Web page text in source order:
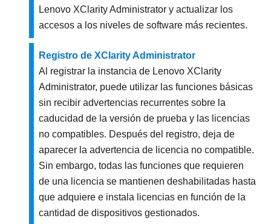
Lenovo XClarity Administrator y actualizar los
accesos a los niveles de software más recientes.
Registro de XClarity Administrator
Al registrar la instancia de Lenovo XClarity
Administrator, puede utilizar las funciones básicas
sin recibir advertencias recurrentes sobre la
caducidad de la versión de prueba y las licencias
no compatibles. Después del registro, deja de
aparecer la advertencia de licencia no compatible.
Sin embargo, todas las funciones que requieren
de una licencia se mantienen deshabilitadas hasta
que adquiere e instala licencias en función de la
cantidad de dispositivos gestionados.